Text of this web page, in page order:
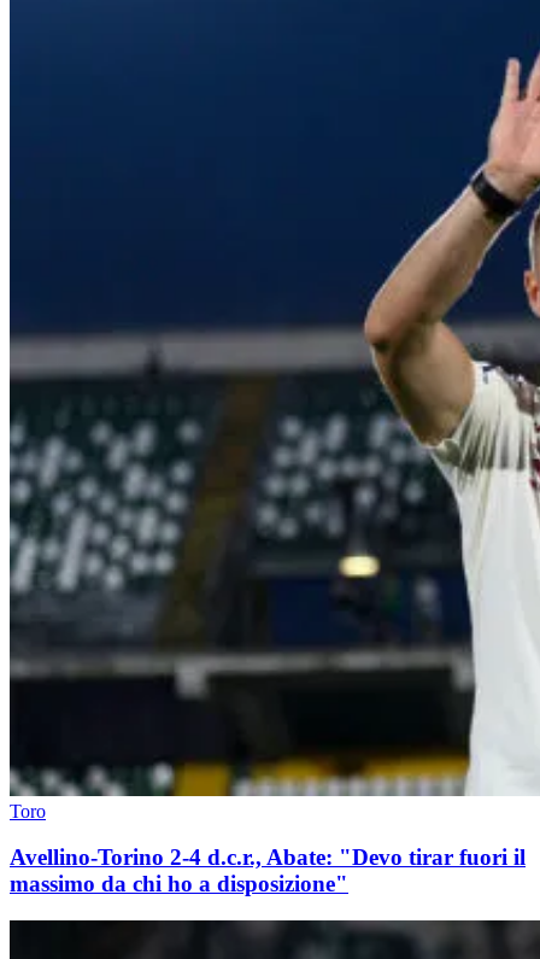
Toro
Avellino-Torino 2-4 d.c.r., Abate: "Devo tirar fuori il
massimo da chi ho a disposizione"